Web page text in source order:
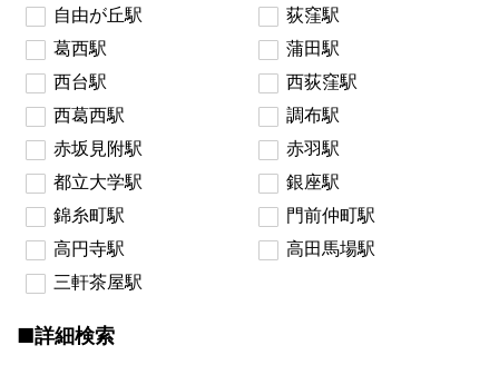
自由が丘駅
荻窪駅
葛西駅
蒲田駅
西台駅
西荻窪駅
西葛西駅
調布駅
赤坂見附駅
赤羽駅
都立大学駅
銀座駅
錦糸町駅
門前仲町駅
高円寺駅
高田馬場駅
三軒茶屋駅
■詳細検索